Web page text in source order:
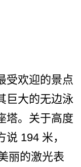
受欢迎的景点
大的无­边泳
塔。关于高度
194 米，
丽的激光表